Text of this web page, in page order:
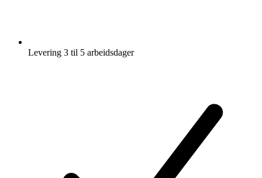
Levering 3 til 5 arbeidsdager